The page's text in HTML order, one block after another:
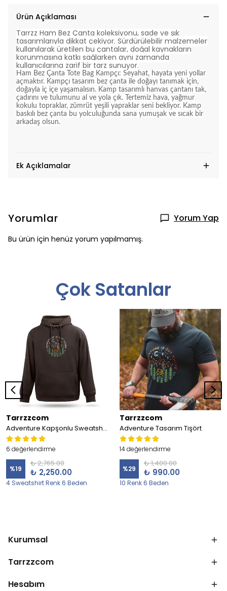
Ürün Açıklaması
Tarrzz Ham Bez Çanta koleksiyonu, sade ve şık
tasarımlarıyla dikkat çekiyor. Sürdürülebilir malzemeler
kullanılarak üretilen bu çantalar, doğal kaynakların
korunmasına katkı sağlarken aynı zamanda
kullanıcılarına zarif bir tarz sunuyor.
Ham Bez Çanta Tote Bag Kampçı: Seyahat, hayata yeni yollar
açmaktır. Kampçı tasarım bez çanta ile doğayı tanımak için,
doğayla iç içe yaşamalısın. Kamp tasarımlı hanvas çantanı tak,
çadırını ve tulumunu al ve yola çık. Tertemiz hava, yağmur
kokulu topraklar, zümrüt yeşili yapraklar seni bekliyor. Kamp
baskılı bez çanta bu yolculuğunda sana yumuşak ve sıcak bir
arkadaş olsun.
Ek Açıklamalar
Yorumlar Yorum Yap
Bu ürün için henüz yorum yapılmamış.
Çok Satanlar
Tarrzzcom
Adventure Kapşonlu Sweatshirt
6 değerlendirme
%19
₺ 2,765.00
₺ 2,250.00
4 Sweatshirt Renk 6 Beden
Tarrzzcom
Adventure Tasarım Tişört
14 değerlendirme
%29
₺ 1,400.00
₺ 990.00
10 Renk 6 Beden
Kurumsal
Tarrzzcom
Hesabım